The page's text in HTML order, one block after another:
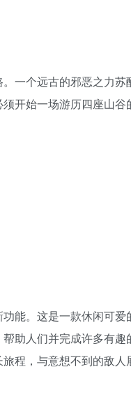
一个远古的邪恶之力苏
开始一场游历四座山谷
能。这是一款休闲可爱
助人们并完成许多有趣
程，与意想不到的敌人